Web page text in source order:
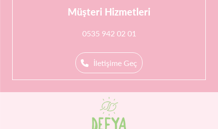
Müşteri Hizmetleri
0535 942 02 01
İletişime Geç